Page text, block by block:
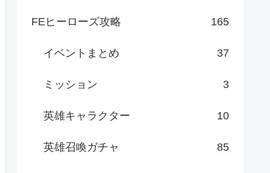
FEヒーローズ攻略 165
イベントまとめ 37
ミッション 3
英雄キャラクター 10
英雄召喚ガチャ 85